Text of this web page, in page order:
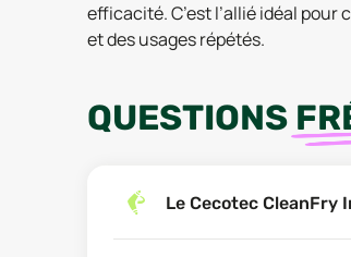
efficacité. C’est l’allié idéal
et des usages répétés.
QUESTIONS
Le Cecotec